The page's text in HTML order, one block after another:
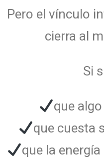
Pero el vínculo
cierra al
Si
que
que cuesta
que la